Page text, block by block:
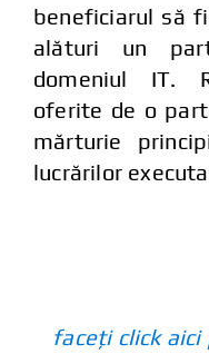
beneficiarul să
alături un
domeniul IT.
oferite de o
mărturie
lucrărilor
faceți click